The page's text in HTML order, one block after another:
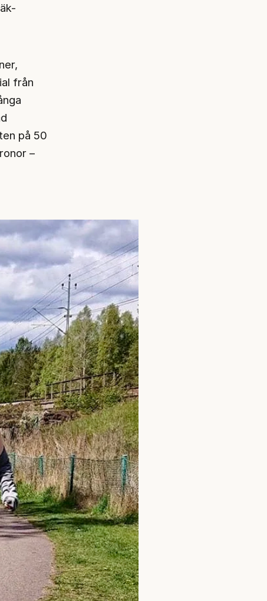
från
på 50
–